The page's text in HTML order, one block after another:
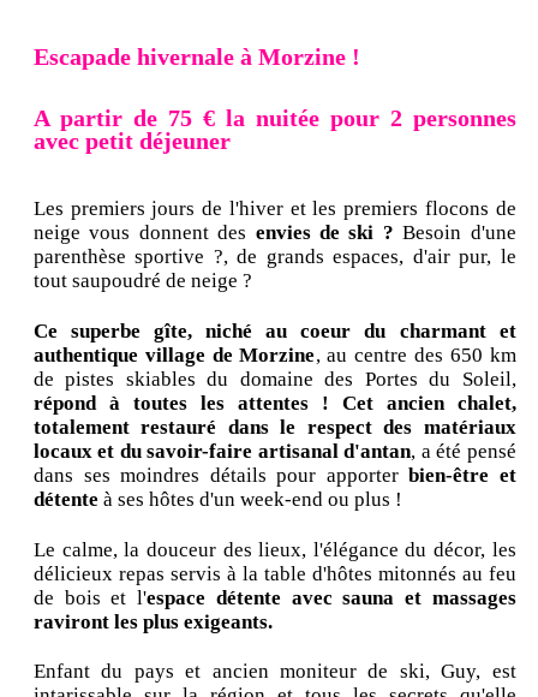
Escapade hivernale à Morzine !
A partir de 75 € la nuitée pour 2 personnes
avec petit déjeuner
Les premiers jours de l'hiver et les premiers flocons de
neige vous donnent des envies de ski ? Besoin d'une
parenthèse sportive ?, de grands espaces, d'air pur, le
tout saupoudré de neige ?
Ce superbe gîte, niché au coeur du charmant et
authentique village de Morzine, au centre des 650 km
de pistes skiables du domaine des Portes du Soleil,
répond à toutes les attentes ! Cet ancien chalet,
totalement restauré dans le respect des matériaux
locaux et du savoir-faire artisanal d'antan, a été pensé
dans ses moindres détails pour apporterbien-être et
détente à ses hôtes d'un week-end ou plus !
Le calme, la douceur des lieux, l'élégance du décor, les
délicieux repas servis à la table d'hôtes mitonnés au feu
de bois et l'espace détente avec sauna et massages
raviront les plus exigeants.
Enfant du pays et ancien moniteur de ski, Guy, est